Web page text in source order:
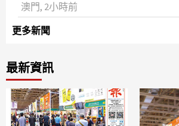
澳門, 2小時前
更多新聞
最新資訊